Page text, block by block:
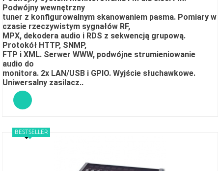
Podwójny wewnętrzny
tuner z konfigurowalnym skanowaniem pasma. Pomiary w
czasie rzeczywistym sygnałów RF,
MPX, dekodera audio i RDS z sekwencją grupową.
Protokół HTTP, SNMP,
FTP i XML. Serwer WWW, podwójne strumieniowanie
audio do
monitora. 2x LAN/USB i GPIO. Wyjście słuchawkowe.
Uniwersalny zasilacz..
NOWOŚĆ
BESTSELLER